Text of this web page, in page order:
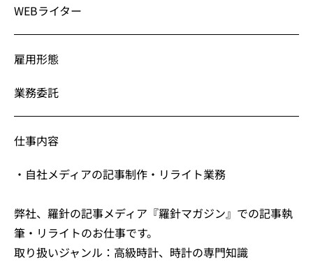
WEBライター
雇用形態
業務委託
仕事内容
・自社メディアの記事制作・リライト業務
弊社、羅針の記事メディア『羅針マガジン』での記事執
筆・リライトのお仕事です。
取り扱いジャンル：高級時計、時計の専門知識